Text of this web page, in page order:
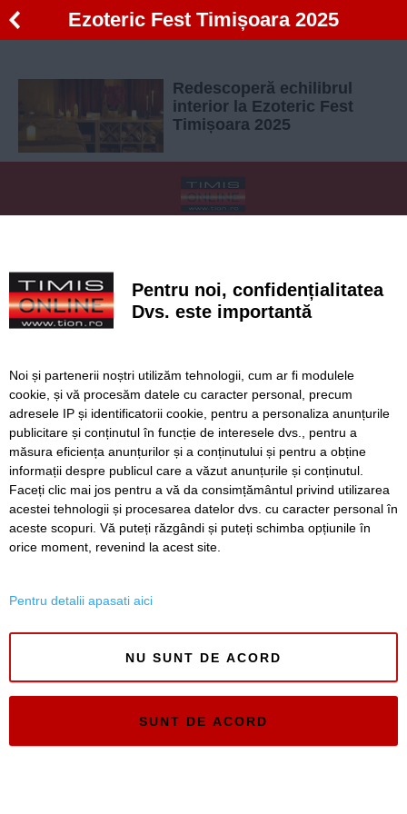
Ezoteric Fest Timișoara 2025
Redescoperă echilibrul
interior la Ezoteric Fest
Timișoara 2025
Politica de confidentialitate
Regulament postare și moderare comentarii
Timiș Online
ISSN 3008-2323
ISSN-L 3008-2323
Pentru noi, confidențialitatea
Dvs. este importantă
Noi și partenerii noștri utilizăm tehnologii, cum ar fi modulele
cookie, și vă procesăm datele cu caracter personal, precum
adresele IP și identificatorii cookie, pentru a personaliza anunțurile
publicitare și conținutul în funcție de interesele dvs., pentru a
măsura eficiența anunțurilor și a conținutului și pentru a obține
informații despre publicul care a văzut anunțurile și conținutul.
Faceți clic mai jos pentru a vă da consimțământul privind utilizarea
acestei tehnologii și procesarea datelor dvs. cu caracter personal în
aceste scopuri. Vă puteți răzgândi și puteți schimba opțiunile în
orice moment, revenind la acest site.
Pentru detalii apasati aici
NU SUNT DE ACORD
SUNT DE ACORD